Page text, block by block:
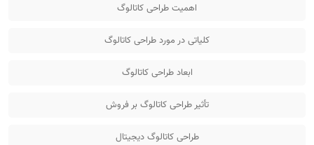
اهمیت طراحی کاتالوگ
کلیاتی در مورد طراحی کاتالوگ
ابعاد طراحی کاتالوگ
تأثیر طراحی کاتالوگ بر فروش
طراحی کاتالوگ دیجیتال